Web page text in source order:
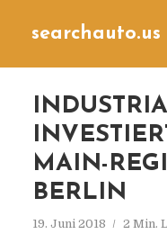
searchauto.us
MAIN-
BERLIN
19. Juni 2018 2 Min.